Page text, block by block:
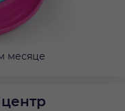
месяце